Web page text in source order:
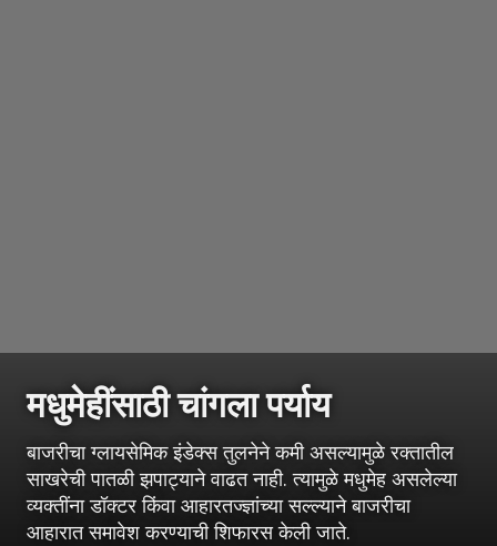
मधुमेहींसाठी चांगला पर्याय
बाजरीचा ग्लायसेमिक इंडेक्स तुलनेने कमी असल्यामुळे रक्तातील
साखरेची पातळी झपाट्याने वाढत नाही. त्यामुळे मधुमेह असलेल्या
व्यक्तींना डॉक्टर किंवा आहारतज्ज्ञांच्या सल्ल्याने बाजरीचा
आहारात समावेश करण्याची शिफारस केली जाते.